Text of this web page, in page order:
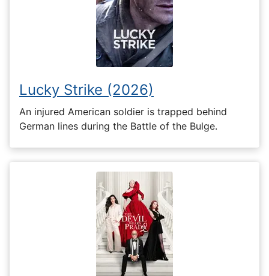
Lucky Strike (2026)
An injured American soldier is trapped behind
German lines during the Battle of the Bulge.